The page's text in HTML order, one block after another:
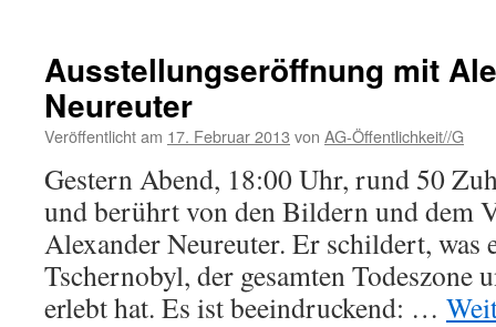
Ein
zur
in
Japan…
Ausstellungseröffnung mit
Neureuter
Veröffentlicht am 17. Februar 2013 von AG-Öffentlichkeit//G
Gestern Abend, 18:00 Uhr, rund 50
und berührt von den Bildern und dem
Alexander Neureuter. Er schildert, was
Tschernobyl, der gesamten Todeszone
erlebt hat. Es ist beeindruckend: …